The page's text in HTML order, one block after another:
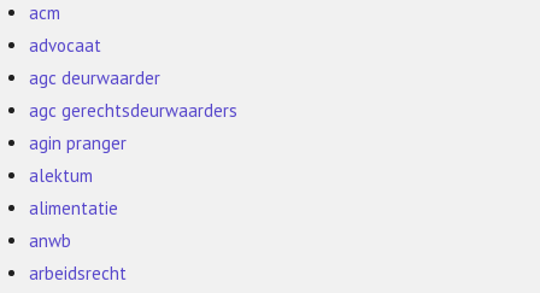
acm
advocaat
agc deurwaarder
agc gerechtsdeurwaarders
agin pranger
alektum
alimentatie
anwb
arbeidsrecht